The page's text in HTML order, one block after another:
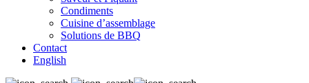
Condiments
Cuisine d’assemblage
Solutions de BBQ
Contact
English